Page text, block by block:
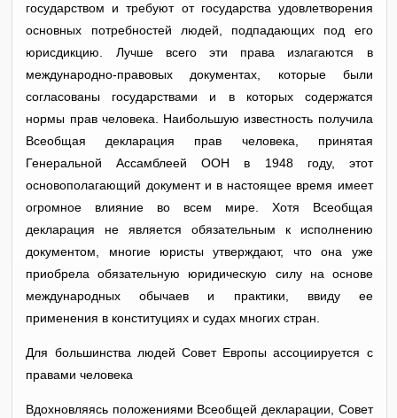
государством и требуют от государства удовлетворения
основных потребностей людей, подпадающих под его
юрисдикцию. Лучше всего эти права излагаются в
международно-правовых документах, которые были
согласованы государствами и в которых содержатся
нормы прав человека. Наибольшую известность получила
Всеобщая декларация прав человека, принятая
Генеральной Ассамблеей ООН в 1948 году, этот
основополагающий документ и в настоящее время имеет
огромное влияние во всем мире. Хотя Всеобщая
декларация не является обязательным к исполнению
документом, многие юристы утверждают, что она уже
приобрела обязательную юридическую силу на основе
международных обычаев и практики, ввиду ее
применения в конституциях и судах многих стран.
Для большинства людей Совет Европы ассоциируется с
правами человека
Вдохновляясь положениями Всеобщей декларации, Совет